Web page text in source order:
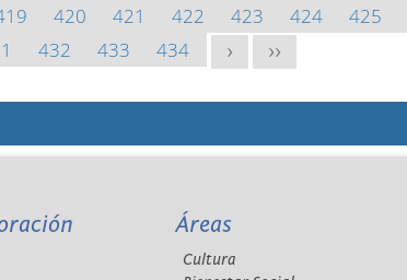
420 421 422 423 424 425
432 433 434 > >>
Áreas
Cultura